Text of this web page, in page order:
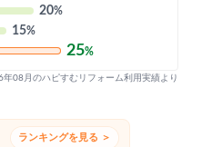
20%
15%
25%
08月のハピすむリフォーム利用実績より
ランキングを見る ＞